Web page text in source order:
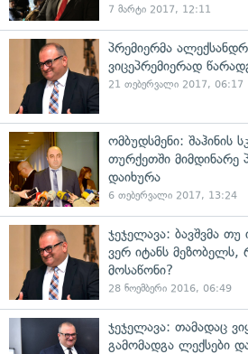
7 მარტი 2017, 12:11
პრემიერმა
ვიცეპრემიერად
21 თებერვალი 2017, 06:17
ომბუდსმენი: შაჰინის
თურქეთში მიმდინარე
დაიხურა
6 თებერვალი 2017, 13:24
ჯეჯელავა: ბავშვმა თუ
ვერ იტანს მეზობელს,
მოსაწონი?
28 ნოემბერი 2016, 06:49
ჯეჯელავა: თამადაც
გამომადგა ლექსები